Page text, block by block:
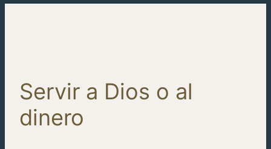
Servir a Dios o al
dinero